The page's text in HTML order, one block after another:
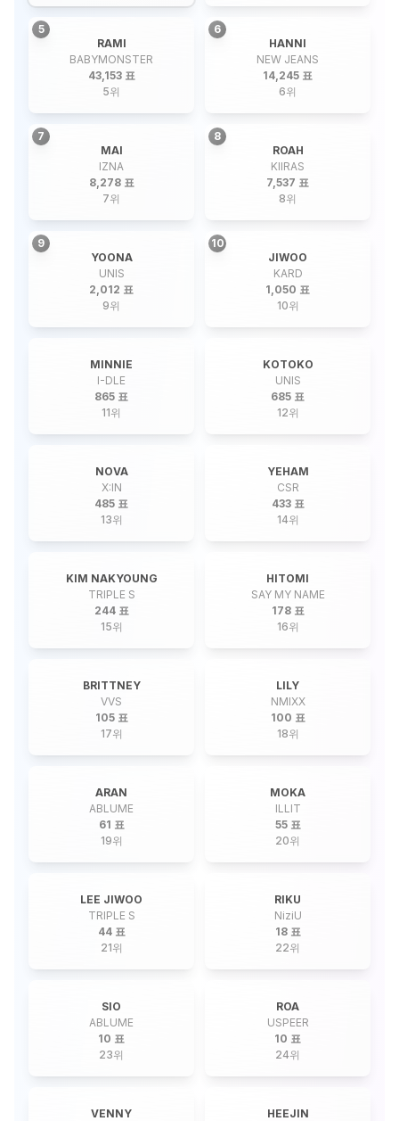
5
RAMI
BABYMONSTER
43,153 표
5위
6
HANNI
NEW JEANS
14,245 표
6위
7
MAI
IZNA
8,278 표
7위
8
ROAH
KIIRAS
7,537 표
8위
9
YOONA
UNIS
2,012 표
9위
10
JIWOO
KARD
1,050 표
10위
MINNIE
I-DLE
865 표
11위
KOTOKO
UNIS
685 표
12위
NOVA
X:IN
485 표
13위
YEHAM
CSR
433 표
14위
KIM NAKYOUNG
TRIPLE S
244 표
15위
HITOMI
SAY MY NAME
178 표
16위
BRITTNEY
VVS
105 표
17위
LILY
NMIXX
100 표
18위
ARAN
ABLUME
61 표
19위
MOKA
ILLIT
55 표
20위
LEE JIWOO
TRIPLE S
44 표
21위
RIKU
NiziU
18 표
22위
SIO
ABLUME
10 표
23위
ROA
USPEER
10 표
24위
VENNY
HEEJIN